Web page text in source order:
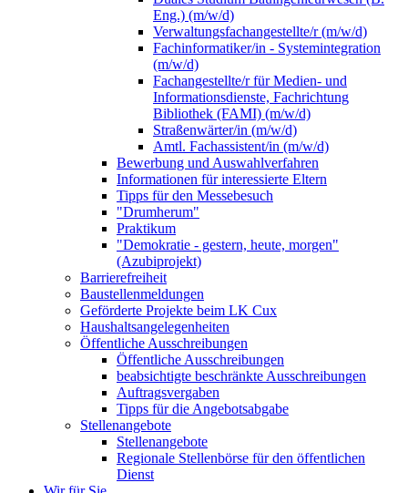
Eng.) (m/w/d)
Verwaltungsfachangestellte/r (m/w/d)
Fachinformatiker/in - Systemintegration
(m/w/d)
Fachangestellte/r für Medien- und
Informationsdienste, Fachrichtung
Bibliothek (FAMI) (m/w/d)
Straßenwärter/in (m/w/d)
Amtl. Fachassistent/in (m/w/d)
Bewerbung und Auswahlverfahren
Informationen für interessierte Eltern
Tipps für den Messebesuch
"Drumherum"
Praktikum
"Demokratie - gestern, heute, morgen"
(Azubiprojekt)
Barrierefreiheit
Baustellenmeldungen
Geförderte Projekte beim LK Cux
Haushaltsangelegenheiten
Öffentliche Ausschreibungen
Öffentliche Ausschreibungen
beabsichtigte beschränkte Ausschreibungen
Auftragsvergaben
Tipps für die Angebotsabgabe
Stellenangebote
Stellenangebote
Regionale Stellenbörse für den öffentlichen
Dienst